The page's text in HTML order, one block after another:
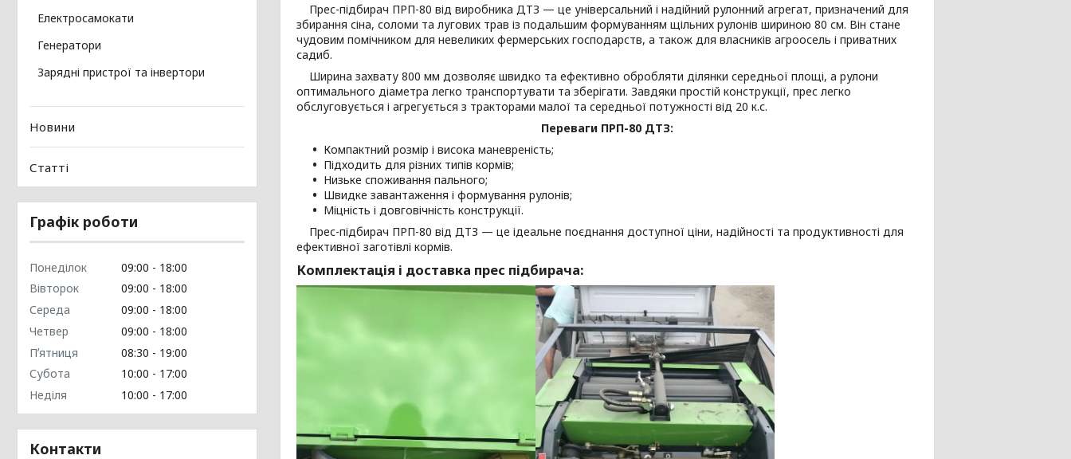
Прес-підбирач ПРП-80 від виробника ДТЗ — це універсальний і надійний рулонний агрегат, призначений для
збирання сіна, соломи та лугових трав із подальшим формуванням щільних рулонів шириною 80 см. Він стане
чудовим помічником для невеликих фермерських господарств, а також для власників агроосель і приватних
садиб.
Ширина захвату 800 мм дозволяє швидко та ефективно обробляти ділянки середньої площі, а рулони
оптимального діаметра легко транспортувати та зберігати. Завдяки простій конструкції, прес легко
обслуговується і агрегується з тракторами малої та середньої потужності від 20 к.с.
Переваги ПРП-80 ДТЗ:
Компактний розмір і висока маневреність;
Підходить для різних типів кормів;
Низьке споживання пального;
Швидке завантаження і формування рулонів;
Міцність і довговічність конструкції.
Прес-підбирач ПРП-80 від ДТЗ — це ідеальне поєднання доступної ціни, надійності та продуктивності для
ефективної заготівлі кормів.
Комплектація і доставка прес підбирача:
Електросамокати
Генератори
Зарядні пристрої та інвертори
Новини
Статті
Графік роботи
Понеділок 09:00
18:00
Вівторок
09:00
18:00
Середа
09:00
18:00
Четвер
09:00
18:00
Пʼятниця
08:30
19:00
Субота
10:00
17:00
Неділя
10:00 17:00
Контакти